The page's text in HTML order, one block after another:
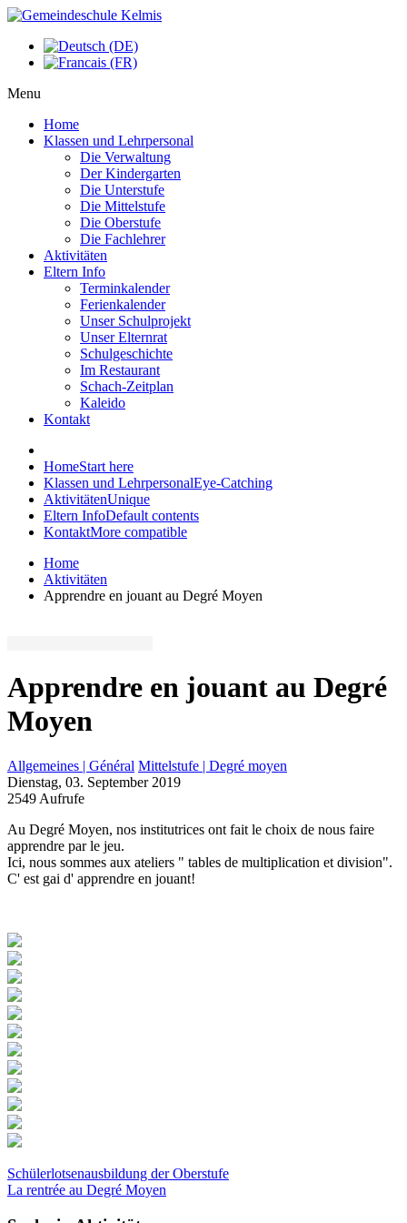
Menu
Home
Klassen und Lehrpersonal
Die Verwaltung
Der Kindergarten
Die Unterstufe
Die Mittelstufe
Die Oberstufe
Die Fachlehrer
Aktivitäten
Eltern Info
Terminkalender
Ferienkalender
Unser Schulprojekt
Unser Elternrat
Schulgeschichte
Im Restaurant
Schach-Zeitplan
Kaleido
Kontakt
HomeStart here
Klassen und LehrpersonalEye-Catching
AktivitätenUnique
Eltern InfoDefault contents
KontaktMore compatible
Home
Aktivitäten
Apprendre en jouant au Degré Moyen
Apprendre en jouant au Degré
Moyen
Allgemeines | Général Mittelstufe | Degré moyen
Dienstag, 03. September 2019
2549 Aufrufe
Au Degré Moyen, nos institutrices ont fait le choix de nous faire
apprendre par le jeu.
Ici, nous sommes aux ateliers " tables de multiplication et division".
C' est gai d' apprendre en jouant!
Schülerlotsenausbildung der Oberstufe
La rentrée au Degré Moyen